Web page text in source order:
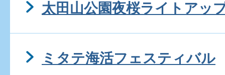
太田山公園夜桜ライトアッ
ミタテ海活フェスティバル